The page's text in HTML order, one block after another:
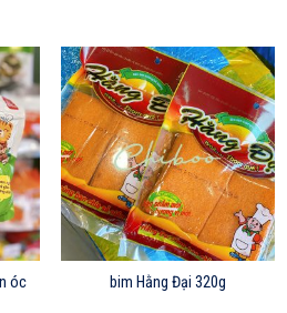
óc
bim Hằng Đại 320g